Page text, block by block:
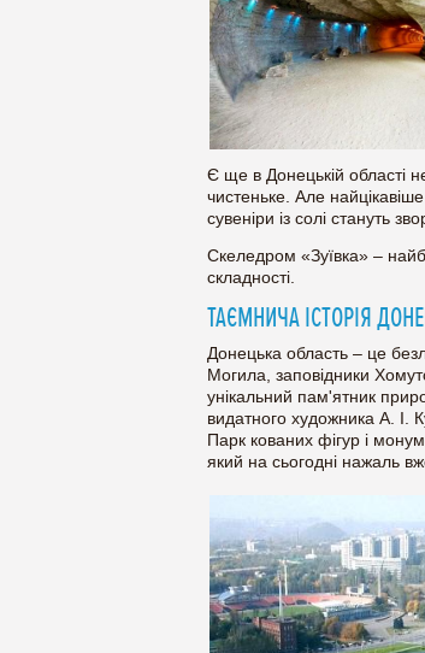
Є ще в Донецькій області
чистеньке. Але
сувеніри із солі стануть
Скеледром «Зуївка» –
складності.
ТАЄМНИЧА ІСТОРІЯ
Донецька область – це
Могила, заповідники
унікальний пам'ятник
видатного художника А. І.
Парк кованих фігур і
який на сьогодні нажаль